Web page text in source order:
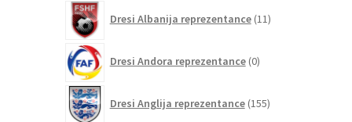
Dresi Albanija reprezentance 11izdelkov
Dresi Andora reprezentance 0izdelkov
Dresi Anglija reprezentance 155izdelkov